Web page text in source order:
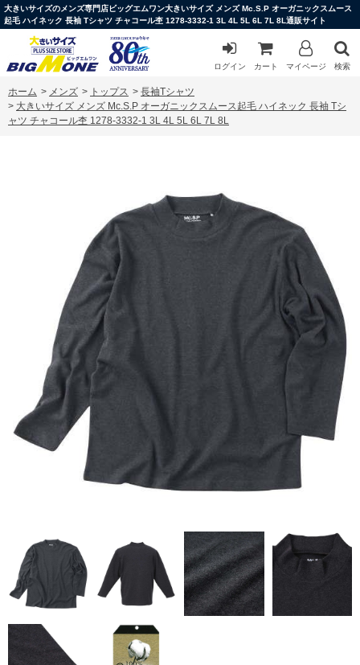
大きいサイズのメンズ専門店ビッグエムワン大きいサイズ メンズ Mc.S.P オーガニックスムース
起毛 ハイネック 長袖 Tシャツ チャコール杢 1278-3332-1 3L 4L 5L 6L 7L 8L通販サイト
ログイン カート マイページ 検索
ホーム > メンズ > トップス > 長袖Tシャツ
> 大きいサイズ メンズ Mc.S.P オーガニックスムース起毛 ハイネック 長袖 Tシ
ャツ チャコール杢 1278-3332-1 3L 4L 5L 6L 7L 8L